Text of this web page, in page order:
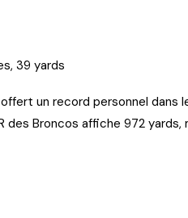
39 yards
un record personnel dans
Broncos affiche 972 yards,